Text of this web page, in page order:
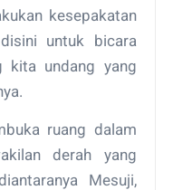
kesepakatan
untuk bicara
kita undang yang
ruang dalam
derah yang
Mesuji,